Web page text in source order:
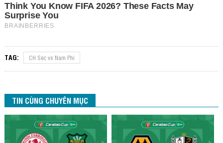
TAG: CH Séc vs Nam Phi
TIN CÙNG CHUYÊN MỤC